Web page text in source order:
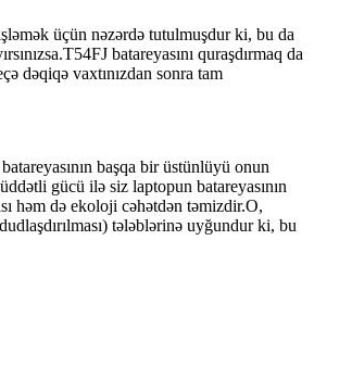
üçün nəzərdə tutulmuşdur ki, bu da
batareyasını quraşdırmaq da
dəqiqə vaxtınızdan sonra tam
başqa bir üstünlüyü onun
gücü ilə siz laptopun batareyasının
həm də ekoloji cəhətdən təmizdir.O,
tələblərinə uyğundur ki, bu